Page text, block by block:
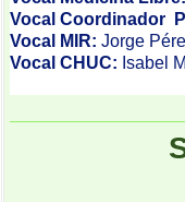
Vocal Coordinador
Vocal MIR: Jorge
Vocal CHUC: Isabel